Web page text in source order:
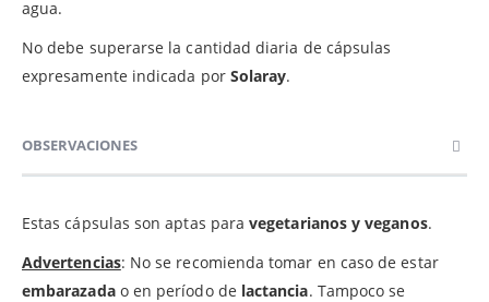
agua.
No debe superarse la cantidad diaria de cápsulas
expresamente indicada por Solaray.
OBSERVACIONES
Estas cápsulas son aptas paravegetarianos y veganos.
Advertencias: No se recomienda tomar en caso de estar
embarazadao en período de lactancia. Tampoco se